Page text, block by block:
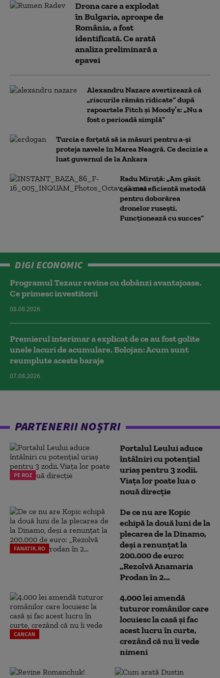
Drona care a explodat
în Bulgaria, aproape de
România, a fost
identificată. Ce arată
analiza preliminară a
epavei
Alexandru Nazare avertizează că
„riscurile rămân ridicate” după
rapoartele Fitch și Moody’s: „Nu a
fost o perioadă simplă”
Turcia e forțată să ia măsuri pentru a-și
proteja navele în Marea Neagră. Ce decizie a
luat guvernul de la Ankara
Radu Miruță: „Am găsit
cea mai eficientă metodă
pentru doborârea
dronelor rusești.
Funcționează cu succes”
DIGI ECONOMIC
Programul Tezaur revine cu dobânzi avantajoase.
Ce primesc investitorii
08.08.2026
Premierul interimar a explicat de ce au fost golite
unele lacuri de acumulare. Bolojan: Acum sunt
reumplute aceste baraje
07.08.2026
PARTENERII NOȘTRI
PE ROZ
Portalul Leului aduce
întâlniri cu potențial
uriaș pentru 3 zodii.
Viața lor poate lua o
nouă direcție
FANATIK.RO
De ce nu are Kopic
echipă la două luni de la
plecarea de la Dinamo,
deși a renunțat la
200.000 de euro:
„Rezolvă Anamaria
Prodan în 2...
CANCAN
4.000 lei amendă
tuturor românilor care
locuiesc la casă și fac
acest lucru în curte,
crezând că nu îi vede
nimeni